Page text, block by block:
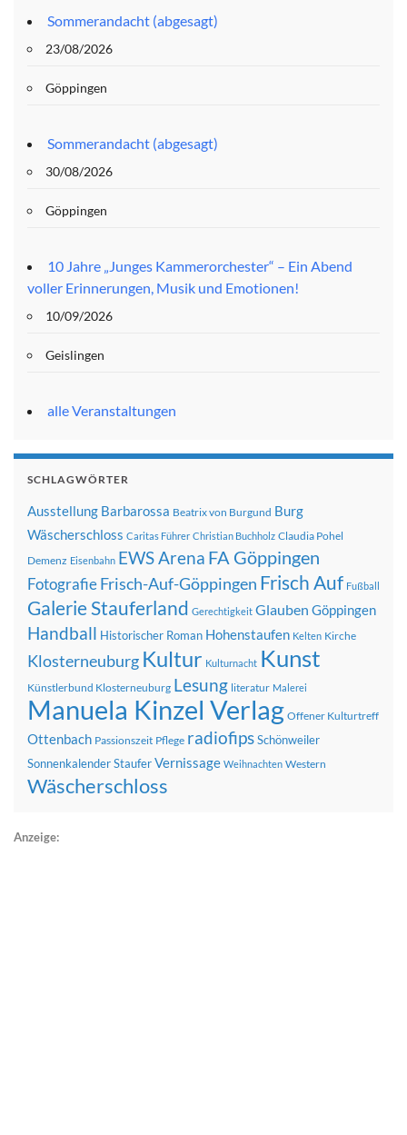
Sommerandacht (abgesagt)
23/08/2026
Göppingen
Sommerandacht (abgesagt)
30/08/2026
Göppingen
10 Jahre „Junges Kammerorchester“ – Ein Abend
voller Erinnerungen, Musik und Emotionen!
10/09/2026
Geislingen
alle Veranstaltungen
SCHLAGWÖRTER
Ausstellung Barbarossa Beatrix von Burgund Burg
Wäscherschloss Caritas Führer Christian Buchholz Claudia Pohel
Demenz Eisenbahn EWS Arena FA Göppingen
FotografieFrisch-Auf-Göppingen Frisch Auf Fußball
Galerie Stauferland Gerechtigkeit Glauben Göppingen
Handball Historischer Roman Hohenstaufen Kelten Kirche
Klosterneuburg Kultur Kulturnacht Kunst
Künstlerbund Klosterneuburg Lesung literatur Malerei
Manuela Kinzel Verlag Offener Kulturtreff
Ottenbach Passionszeit Pflege radiofipsSchönweiler
SonnenkalenderStauferVernissage Weihnachten Western
Wäscherschloss
Anzeige: